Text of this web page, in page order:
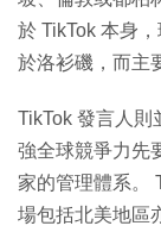
於 TikTok 本身
於洛衫磯，而主
TikTok 發言人則
強全球競爭力先
家的管理體系。
場包括北美地區